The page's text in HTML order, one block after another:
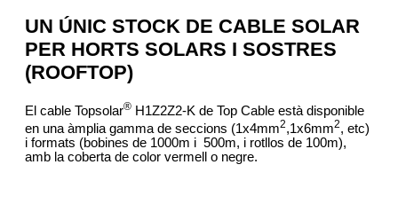
UN ÚNIC STOCK DE CABLE SOLAR
PER HORTS SOLARS I SOSTRES
(ROOFTOP)
El cable Topsolar® H1Z2Z2-K de Top Cable està disponible
en una àmplia gamma de seccions (1x4mm2,1x6mm2, etc)
i formats (bobines de 1000m i 500m, i rotllos de 100m),
amb la coberta de color vermell o negre.